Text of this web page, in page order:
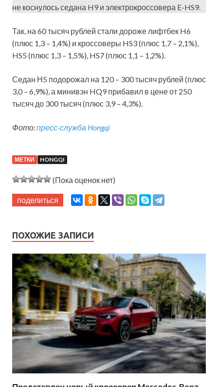
не коснулось седана H9 и электрокроссовера E-HS9.
Так, на 60 тысяч рублей стали дороже лифтбек H6
(плюс 1,3 – 1,4%) и кроссоверы HS3 (плюс 1,7 – 2,1%),
HS5 (плюс 1,3 – 1,5%), HS7 (плюс 1,1 – 1,2%).
Седан Н5 подорожал на 120 – 300 тысяч рублей (плюс
3,0 – 6,9%), а минивэн HQ9 прибавил в цене от 250
тысяч до 300 тысяч (плюс 3,9 – 4,3%).
Фото:пресс-служба Hongqi
МЕТКИ HONGQI
(Пока оценок нет)
поделиться
ПОХОЖИЕ ЗАПИСИ